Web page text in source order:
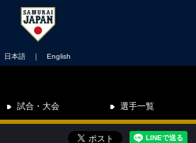
日本語 ｜ English
試合・大会 選手一覧